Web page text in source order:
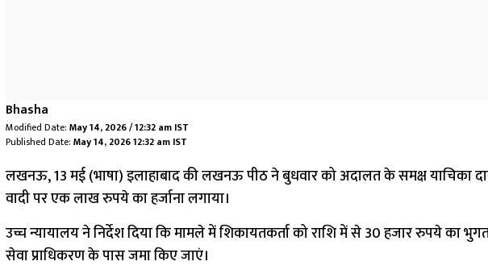
Bhasha
Modified Date: May 14, 2026 / 12:32 am IST
Published Date: May 14, 2026 12:32 am IST
लखनऊ, 13 मई (भाषा) इलाहाबाद की लखनऊ पीठ ने बुधवार को अदालत के समक्ष याचिका
वादी पर एक लाख रुपये का हर्जाना लगाया।
उच्च न्यायालय ने निर्देश दिया कि मामले में शिकायतकर्ता को राशि में से 30 हजार रुपये का
सेवा प्राधिकरण के पास जमा किए जाएं।